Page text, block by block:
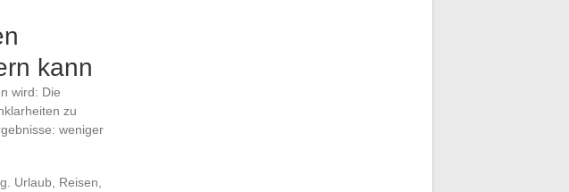
kann
wird: Die
zu
weniger
Urlaub, Reisen,